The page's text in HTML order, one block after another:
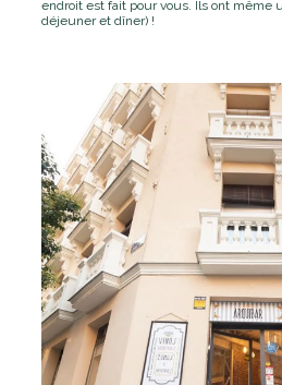
endroit est fait pour vous. Ils ont même
déjeuner et dîner) !